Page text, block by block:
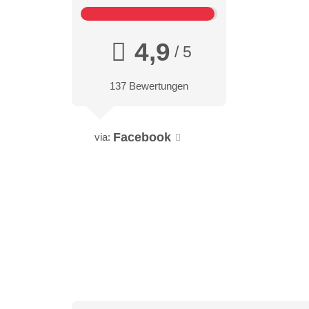
4,9 / 5
137 Bewertungen
via: Facebook